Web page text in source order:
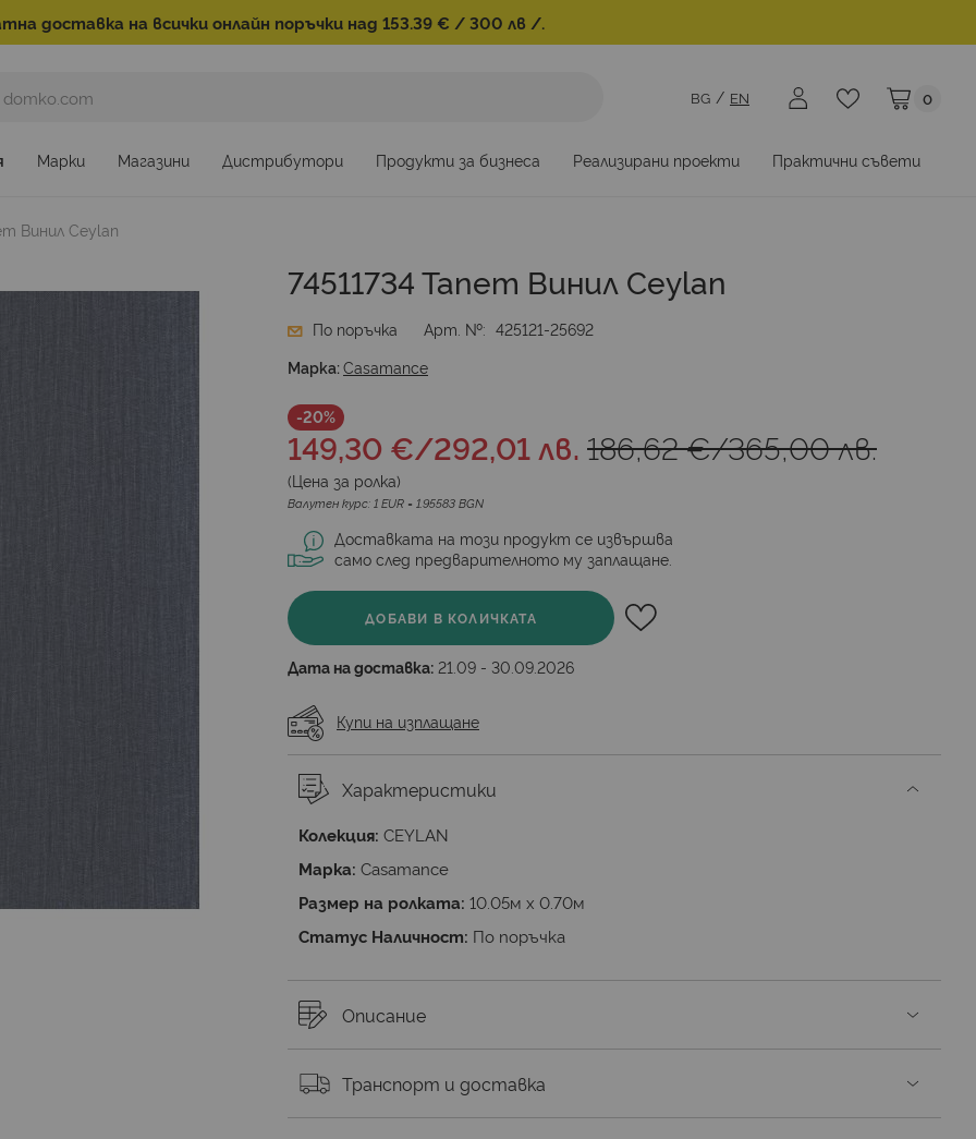
доставка на всички онлайн поръчки над 153.39 € / 300 лв /.
Моята
0
BG EN
Марки Магазини Дистрибутори Продукти за бизнеса Реализирани проекти Практични съвети
Винил Ceylan
74511734 Тапет Винил Ceylan
По поръчка Арт. №
425121-25692
Марка:Casamance
-20%
149,30 €/292,01 лв. 186,62 €/365,00 лв.
(Цена за ролка)
Валутен курс: 1 EUR = 1.95583 BGN
Доставката на този продукт се извършва
само след предварителното му заплащане.
ДОБАВИ В КОЛИЧКАТА
Дата на доставка: 21.09 - 30.09.2026
Купи на изплащане
Характеристики
Колекция: CEYLAN
Марка: Casamance
Размер на ролката: 10.05м х 0.70м
Статус Наличност: По поръчка
Описание
Транспорт и доставка